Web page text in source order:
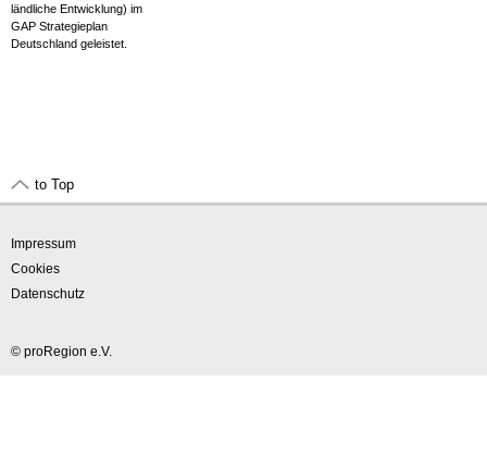
ländliche Entwicklung) im
GAP Strategieplan
Deutschland geleistet.
to Top
Impressum
Cookies
Datenschutz
© proRegion e.V.